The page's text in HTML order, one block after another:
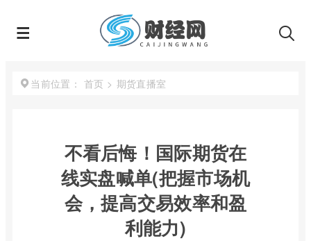
当前位置： 首页 > 期货直播室
不看后悔！国际期货在
线实盘喊单(把握市场机
会，提高交易效率和盈
利能力)